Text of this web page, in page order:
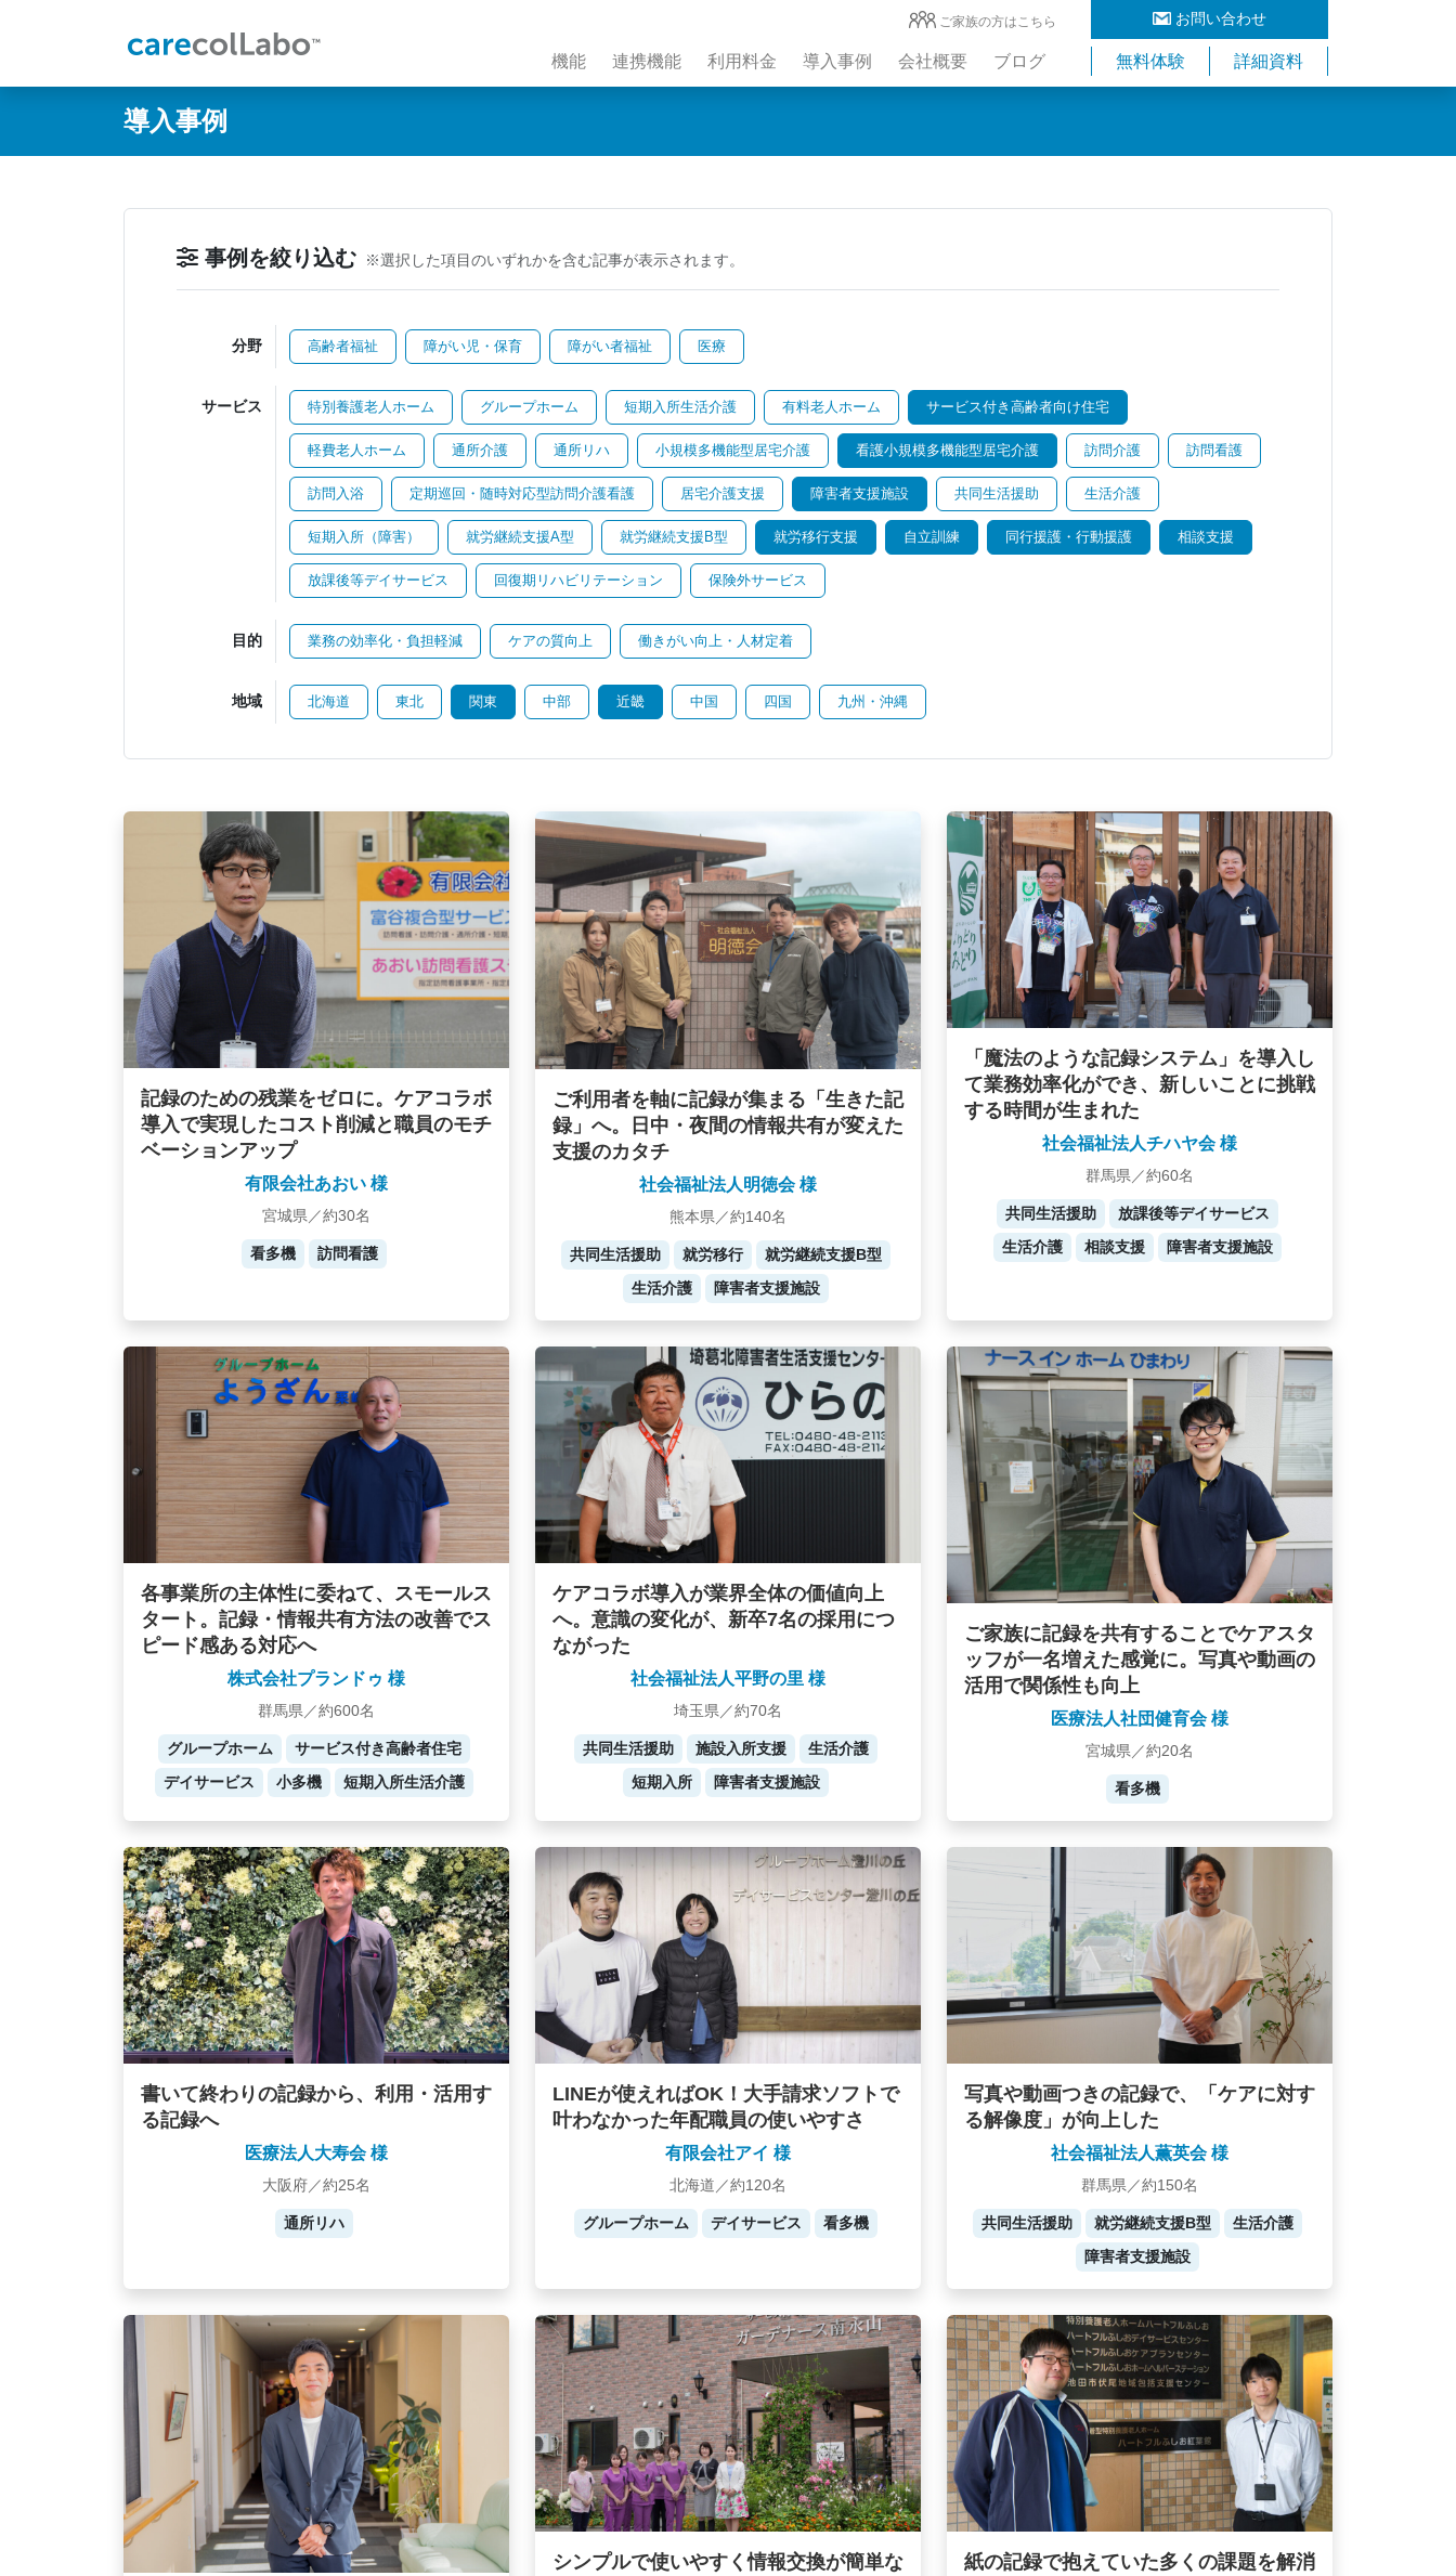
お問い合わせ
ご家族の方はこちら
機能 連携機能 利用料金 導入事例 会社概要 ブログ 無料体験 詳細資料
導入事例
事例を絞り込む ※選択した項目のいずれかを含む記事が表示されます。
分野 高齢者福祉 障がい児・保育 障がい者福祉 医療
サービス 特別養護老人ホーム グループホーム 短期入所生活介護 有料老人ホーム サービス付き高齢者向け住宅
軽費老人ホーム 通所介護 通所リハ 小規模多機能型居宅介護 看護小規模多機能型居宅介護 訪問介護 訪問看護
訪問入浴 定期巡回・随時対応型訪問介護看護 居宅介護支援 障害者支援施設 共同生活援助 生活介護
短期入所（障害） 就労継続支援A型 就労継続支援B型 就労移行支援 自立訓練 同行援護・行動援護 相談支援
放課後等デイサービス 回復期リハビリテーション 保険外サービス
目的 業務の効率化・負担軽減 ケアの質向上 働きがい向上・人材定着
地域 北海道 東北 関東 中部 近畿 中国 四国 九州・沖縄
記録のための残業をゼロに。ケアコラボ
導入で実現したコスト削減と職員のモチ
ベーションアップ
有限会社あおい 様
宮城県／約30名
看多機 訪問看護
ご利用者を軸に記録が集まる「生きた記
録」へ。日中・夜間の情報共有が変えた
支援のカタチ
社会福祉法人明徳会 様
熊本県／約140名
共同生活援助 就労移行
就労継続支援B型
生活介護
障害者支援施設
「魔法のような記録システム」を導入し
て業務効率化ができ、新しいことに挑戦
する時間が生まれた
社会福祉法人チハヤ会 様
群馬県／約60名
共同生活援助
放課後等デイサービス
生活介護
相談支援 障害者支援施設
各事業所の主体性に委ねて、スモールス
タート。記録・情報共有方法の改善でス
ピード感ある対応へ
株式会社プランドゥ 様
群馬県／約600名
グループホーム
サービス付き高齢者住宅
デイサービス
小多機 短期入所生活介護
ケアコラボ導入が業界全体の価値向上
へ。意識の変化が、新卒7名の採用につ
ながった
社会福祉法人平野の里 様
埼玉県／約70名
共同生活援助 施設入所支援
生活介護
短期入所
障害者支援施設
ご家族に記録を共有することでケアスタ
ッフが一名増えた感覚に。写真や動画の
活用で関係性も向上
医療法人社団健育会 様
宮城県／約20名
看多機
書いて終わりの記録から、利用・活用す
る記録へ
医療法人大寿会 様
大阪府／約25名
通所リハ
LINEが使えればOK！大手請求ソフトで
叶わなかった年配職員の使いやすさ
有限会社アイ 様
北海道／約120名
グループホーム デイサービス 看多機
写真や動画つきの記録で、「ケアに対す
る解像度」が向上した
社会福祉法人薫英会 様
群馬県／約150名
共同生活援助 就労継続支援B型
生活介護
障害者支援施設
シンプルで使いやすく情報交換が簡単な
紙の記録で抱えていた多くの課題を解消